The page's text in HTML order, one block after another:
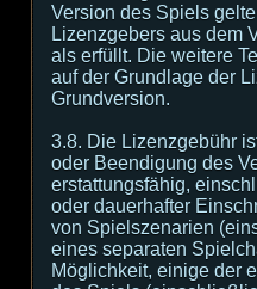
Version des Spiels
Lizenzgebers aus dem
als erfüllt. Die weitere
auf der Grundlage der
Grundversion.
3.8. Die Lizenzgebühr
oder Beendigung des
erstattungsfähig,
oder dauerhafter
von Spielszenarien
eines separaten
Möglichkeit, einige der